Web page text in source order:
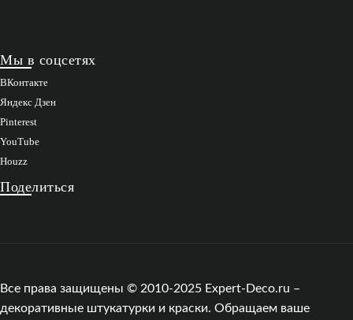
Мы в соцсетях
ВКонтакте
Яндекс Дзен
Pinterest
YouTube
Houzz
Поделиться
Все права защищены © 2010-2025 Expert-Deco.ru –
декоративные штукатурки и краски. Обращаем ваше